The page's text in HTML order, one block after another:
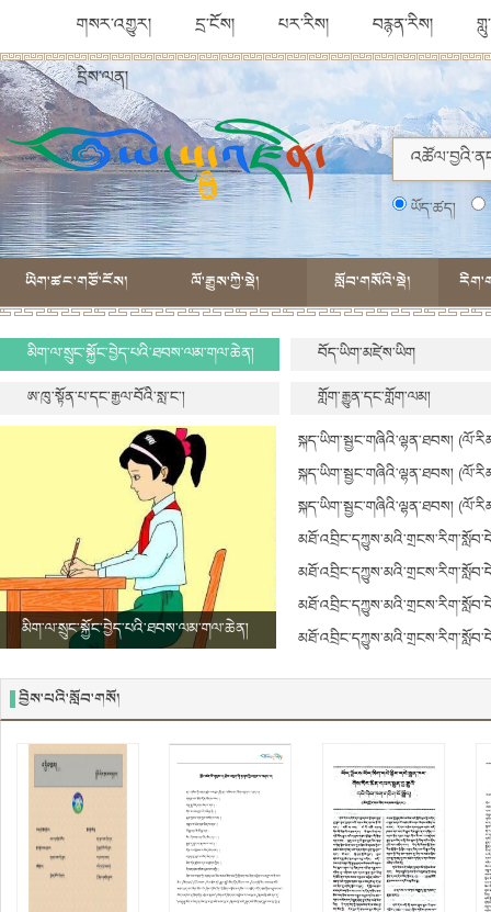
གསར་འགྱུར། དྲ་ངོས། པར་རིས། བརྙན་རིས།
དྲིས་ལན།
ཡོད་ཚད།
ཡིག་ཚང་གཙོ་ངོས། ལོ་རྒྱུས་ཀྱི་སྡེ། སློབ་གསོའི་སྡེ།
མིག་ལ་སྲུང་སྐྱོང་བྱེད་པའི་ཐབས་ལམ་གལ་ཆེན།
བོད་ཡིག་མཛེས་ཡིག
ཨ་ཁུ་སྟོན་པ་དང་རྒྱལ་བོའི་སླ་ང་།
གློག་རྒྱུན་དང་གློག་ལམ།
མིག་ལ་སྲུང་སྐྱོང་བྱེད་པའི་ཐབས་ལམ་གལ་ཆེན།
སྐད་ཡིག་སྦྱང་གཞིའི་ལྷན་ཐབས།
སྐད་ཡིག་སྦྱང་གཞིའི་ལྷན་ཐབས།
ཆ།)
སྐད་ཡིག་སྦྱང་གཞིའི་ལྷན་ཐབས།
2)
1)
4)
བྱིས་པའི་སློབ་གསོ།